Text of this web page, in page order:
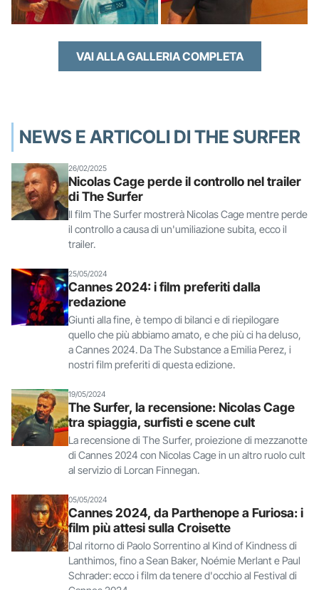
VAI ALLA GALLERIA COMPLETA
NEWS E ARTICOLI DI THE SURFER
26/02/2025
Nicolas Cage perde il controllo nel trailer
di The Surfer
Il film The Surfer mostrerà Nicolas Cage mentre perde
il controllo a causa di un'umiliazione subita, ecco il
trailer.
25/05/2024
Cannes 2024: i film preferiti dalla
redazione
Giunti alla fine, è tempo di bilanci e di riepilogare
quello che più abbiamo amato, e che più ci ha deluso,
a Cannes 2024. Da The Substance a Emilia Perez, i
nostri film preferiti di questa edizione.
19/05/2024
The Surfer, la recensione: Nicolas Cage
tra spiaggia, surfisti e scene cult
La recensione di The Surfer, proiezione di mezzanotte
di Cannes 2024 con Nicolas Cage in un altro ruolo cult
al servizio di Lorcan Finnegan.
05/05/2024
Cannes 2024, da Parthenope a Furiosa: i
film più attesi sulla Croisette
Dal ritorno di Paolo Sorrentino al Kind of Kindness di
Lanthimos, fino a Sean Baker, Noémie Merlant e Paul
Schrader: ecco i film da tenere d'occhio al Festival di